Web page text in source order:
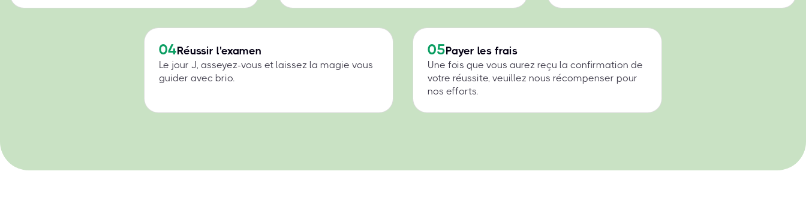
04Réussir l'examen
Le jour J, asseyez-vous et laissez la magie vous
guider avec brio.
05Payer les frais
Une fois que vous aurez reçu la confirmation de
votre réussite, veuillez nous récompenser pour
nos efforts.